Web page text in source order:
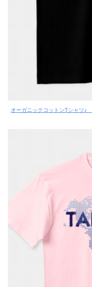
オーガニックコットンTシャツ♪